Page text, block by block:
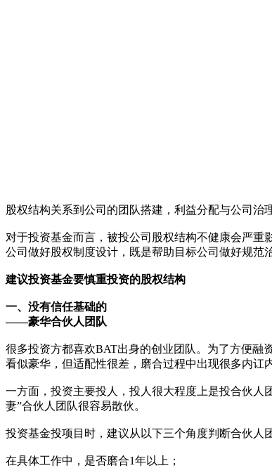
股权结构关系到公司的团队搭建，利益分配与公司治
对于投资基金而言，被投公司股权结构不健康会严
公司做好股权制度设计，既是帮助目标公司做好规范
建议投资基金要慎重投资的股权结构
一、没有信任基础的
——豪华合伙人团队
很多投资方都喜欢BAT出身的创业团队。为了方便
看似豪华，但适配性很差，磨合过程中出现很多内讧
一方面，投资主要投人，投人很大程度上是投合伙人
妻”合伙人团队很容易散伙。
投资基金投项目时，建议从以下三个角度判断合伙人
在具体工作中，是否磨合1年以上；